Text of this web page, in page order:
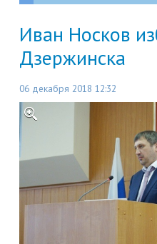
Иван Носков
Дзержинска
06 декабря 2018 12:32